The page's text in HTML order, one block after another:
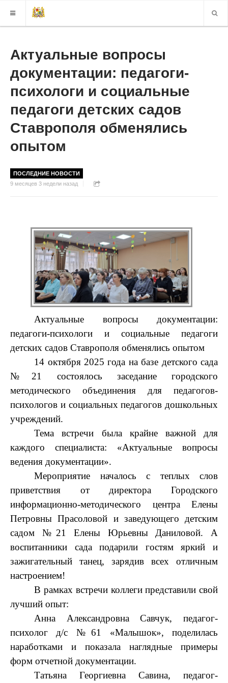
ВЕРСИЯ ДЛЯ СЛАБОВИДЯЩИХ
Актуальные вопросы
документации: педагоги-
психологи и социальные
педагоги детских садов
Ставрополя обменялись
опытом
ПОСЛЕДНИЕ НОВОСТИ
9 месяцев 3 недели назад
Актуальные вопросы документации:
педагоги-психологи и социальные педагоги
детских садов Ставрополя обменялись опытом
14 октября 2025 года на базе детского сада
№21 состоялось заседание городского
методического объединения для педагогов-
психологов и социальных педагогов дошкольных
учреждений.
Тема встречи была крайне важной для
каждого специалиста: «Актуальные вопросы
ведения документации».
Мероприятие началось с теплых слов
приветствия от директора Городского
информационно-методического центра Елены
Петровны Прасоловой и заведующего детским
садом №21 Елены Юрьевны Даниловой. А
воспитанники сада подарили гостям яркий и
зажигательный танец, зарядив всех отличным
настроением!
В рамках встречи коллеги представили свой
лучший опыт:
Анна Александровна Савчук, педагог-
психолог д/с №61 «Малышок», поделилась
наработками и показала наглядные примеры
форм отчетной документации.
Татьяна Георгиевна Савина, педагог-